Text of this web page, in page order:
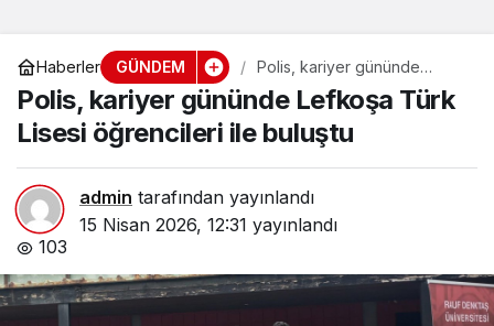
Haberler GÜNDEM
Polis, kariyer gününde
Lefkoşa Türk Lisesi
öğrencileri ile buluştu
Polis, kariyer gününde Lefkoşa Türk
Lisesi öğrencileri ile buluştu
admin tarafından yayınlandı
15 Nisan 2026, 12:31 yayınlandı
103